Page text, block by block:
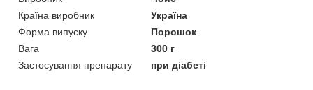
Країна виробник
Україна
Форма випуску
Порошок
Вага
300 г
Застосування препарату
при діабеті